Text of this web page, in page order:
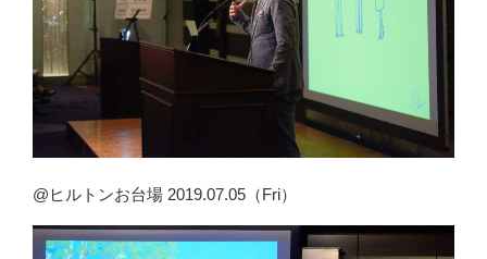
@ヒルトンお台場 2019.07.05（Fri）